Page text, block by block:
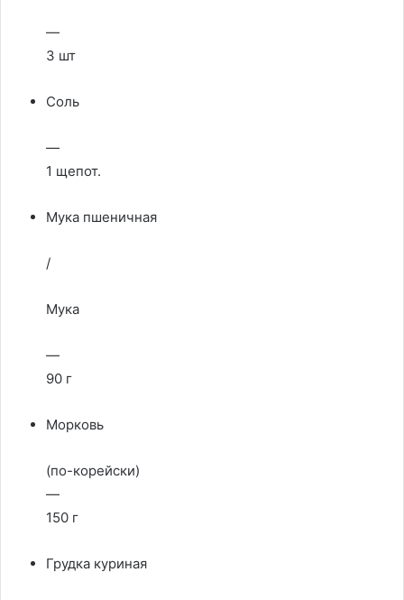
—
3 шт
Соль
—
1 щепот.
Мука пшеничная
/
Мука
—
90 г
Морковь
(по-корейски)
—
150 г
Грудка куриная